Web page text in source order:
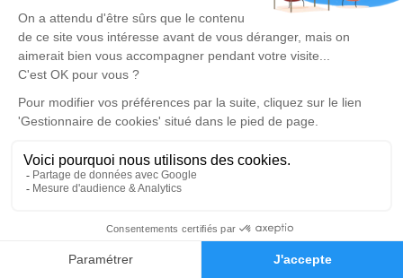
Faire-part Hommages
venir sur vic le comte (63) pour les personnes
n'ayant pas la possibilité d'être présent afin de
déposer l'urne dans le caveau familial.
Nous vous invitons à utiliser cet espace pour
laisser vos condoléances, partager des photos
souvenirs, une anecdote ou exprimer vos pensées
à travers des poèmes ou des textes. Cet endroit
est un lieu d'expression dédié à honorer la
mémoire de Segismundo HORTELANO.
Un service de plantation d’arbre hommage est
disponible ici.